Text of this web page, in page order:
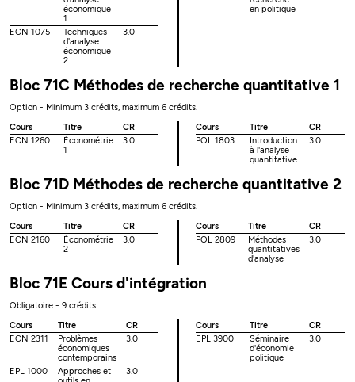
économique
1
ECN 1075
Techniques
d'analyse
économique
2
3.0
en politique
Bloc 71C Méthodes de recherche quantitative 1
Option - Minimum 3 crédits, maximum 6 crédits.
Cours
Titre
CR
ECN 1260
Économétrie
1
3.0
Cours Titre
CR
POL 1803
Introduction
à l'analyse
quantitative
3.0
Bloc 71D Méthodes de recherche quantitative 2
Option - Minimum 3 crédits, maximum 6 crédits.
Cours
Titre
CR
ECN 2160
Économétrie
2
3.0
Cours Titre
CR
POL 2809
Méthodes
quantitatives
d'analyse
3.0
Bloc 71E Cours d'intégration
Obligatoire - 9 crédits.
Cours
Titre
CR
ECN 2311
Problèmes
économiques
contemporains
3.0
EPL 1000
Approches et
3.0
Cours Titre
CR
EPL 3900
Séminaire
d'économie
politique
3.0